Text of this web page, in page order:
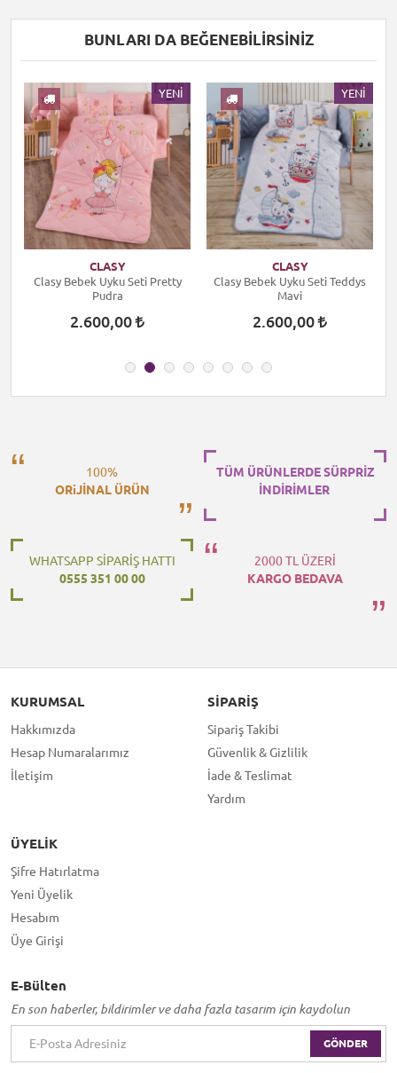
BUNLARI DA BEĞENEBILIRSINIZ
YENI
CLASY
Clasy Bebek Uyku Seti Pretty
Pudra
2.600,00
YENI
CLASY
Clasy Bebek Uyku Seti Teddys
Mavi
2.600,00
100%
ORiJİNAL ÜRÜN
TÜM ÜRÜNLERDE SÜRPRİZ
İNDİRİMLER
WHATSAPP SİPARİŞ HATTI
0555 351 00 00
2000 TL ÜZERİ
KARGO BEDAVA
KURUMSAL
Hakkımızda
Hesap Numaralarımız
İletişim
SIPARIŞ
Sipariş Takibi
Güvenlik & Gizlilik
İade & Teslimat
Yardım
ÜYELIK
Şifre Hatırlatma
Yeni Üyelik
Hesabım
Üye Girişi
E-Bülten
En son haberler, bildirimler ve daha fazla tasarım için kaydolun
GÖNDER